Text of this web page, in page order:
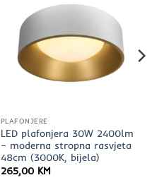
PLAFONJERE
LED plafonjera 30W 2400lm
– moderna stropna rasvjeta
48cm (3000K, bijela)
265,00 KM